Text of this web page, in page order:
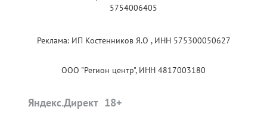
5754006405
Реклама: ИП Костенников Я.О , ИНН 575300050627
ООО "Регион центр", ИНН 4817003180
Яндекс.Директ